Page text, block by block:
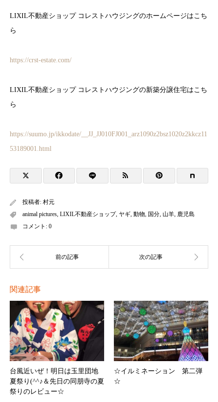
LIXIL不動産ショップ コレストハウジングのホームページはこち
ら
https://crst-estate.com/
LIXIL不動産ショップ コレストハウジングの新築分譲住宅はこち
ら
https://suumo.jp/ikkodate/__JJ_JJ010FJ001_arz1090z2bsz1020z2kkcz11
53189001.html
投稿者: 村元
animal pictures LIXIL不動産ショップ, ヤギ 動物 国分 山羊 鹿児島
コメント: 0
関連記事
台風近いぜ！明日は玉里団地
夏祭り(^^♪＆先日の同朋寺の夏
祭りのレビュー☆
☆イルミネーション 第二弾
☆